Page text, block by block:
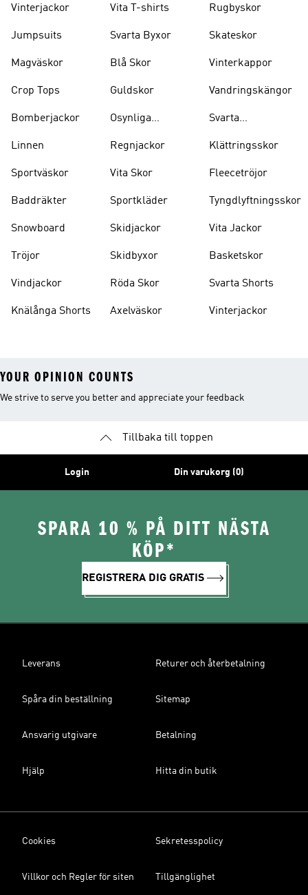
Vinterjackor
Jumpsuits
Magväskor
Crop Tops
Bomberjackor
Linnen
Sportväskor
Baddräkter
Snowboard
Tröjor
Vindjackor
Knälånga Shorts
Vita T-shirts
Svarta Byxor
Blå Skor
Guldskor
Osynliga
Regnjackor
Vita Skor
Sportkläder
Skidjackor
Skidbyxor
Röda Skor
Axelväskor
Rugbyskor
Skateskor
Vinterkappor
Vandringskängor
Svarta
Klättringsskor
Fleecetröjor
Tyngdlyftningsskor
Vita Jackor
Basketskor
Svarta Shorts
Vinterjackor
YOUR OPINION COUNTS
We strive to serve you better and appreciate your feedback
Tillbaka till toppen
Login Din varukorg (0)
SPARA 10 % PÅ DITT NÄSTA
KÖP*
REGISTRERA DIG GRATIS
Leverans Returer och återbetalning
Spåra din beställning Sitemap
Ansvarig utgivare Betalning
Hjälp Hitta din butik
Cookies Sekretesspolicy
Villkor och Regler för siten Tillgänglighet